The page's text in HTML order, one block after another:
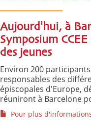
Aujourd'hui, à
Symposium
des jeunes
Environ 200
responsables des
épiscopales d'Europe,
réuniront à Barcelone
Pour plus